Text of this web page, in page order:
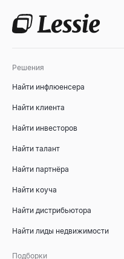
Оценивайте B2B-
Открыть→
Генератор
Открыть→
Инструмент
Бесплатный
Открыть
Решения
Найти инфлюенсера
Найти клиента
Найти инвесторов
Найти талант
Найти партнёра
Найти коуча
Найти дистрибьютора
Найти лиды недвижимости
Подборки